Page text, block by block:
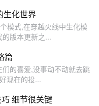
生化世界
模式,在穿越火线中生化模
版本更新之...
篇
的喜爱,没事动不动就去跳
现在的投...
细节很关键